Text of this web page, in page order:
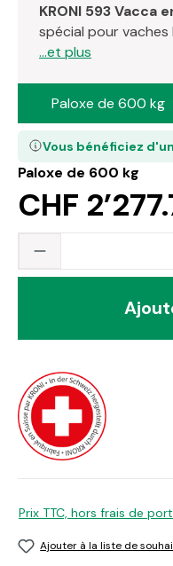
KRONI 593 Vacca
spécial pour vaches
...et plus
Paloxe de 600 kg
CHF
Vous bénéficiez
Paloxe de 600 kg
Quantité du
Prix TTC, hors frais de port
Ajouter à la liste de